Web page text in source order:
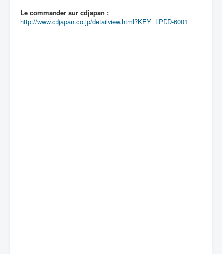
Le commander sur cdjapan :
http://www.cdjapan.co.jp/detailview.html?KEY=LPDD-6001